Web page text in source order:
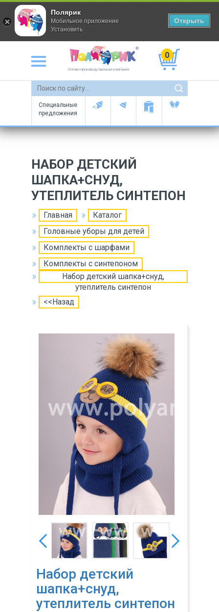
Оптово-производственная компания
0
Специальные
предложения
НАБОР ДЕТСКИЙ
ШАПКА+СНУД,
УТЕПЛИТЕЛЬ СИНТЕПОН
Главная
Каталог
Головные уборы для детей
Комплекты с шарфами
Комплекты с синтепоном
Набор детский шапка+снуд,
утеплитель синтепон
<<Назад
Набор детский
шапка+снуд,
утеплитель синтепон
Полярик
Мобильное приложение
Установить
Открыть